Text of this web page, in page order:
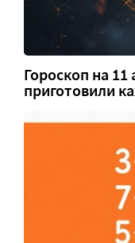
Гороскоп на 11
приготовили